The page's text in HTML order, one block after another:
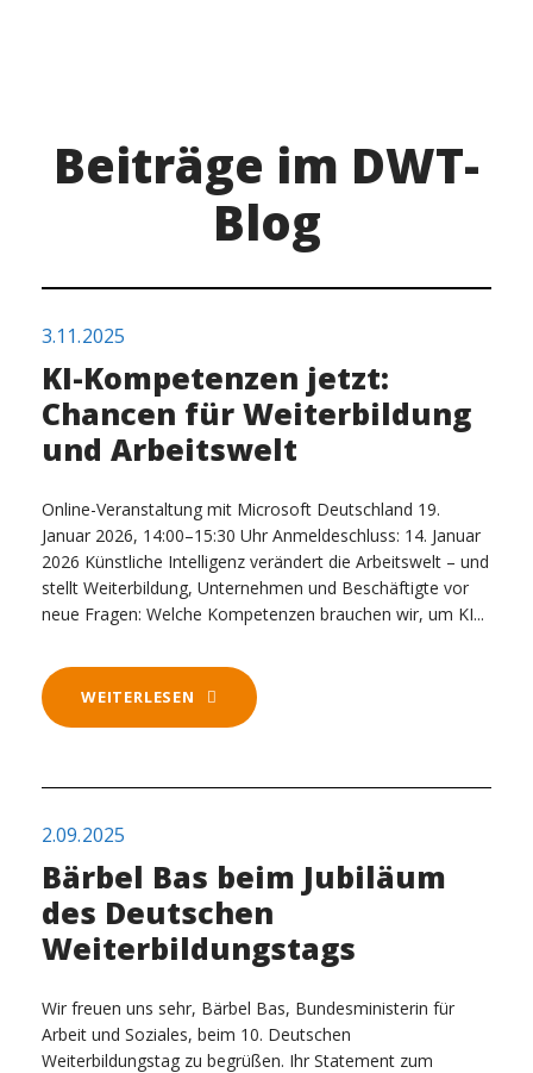
Beiträge im DWT-
Blog
3.11.2025
KI-Kompetenzen jetzt:
Chancen für Weiterbildung
und Arbeitswelt
Online-Veranstaltung mit Microsoft Deutschland 19.
Januar 2026, 14:00–15:30 Uhr Anmeldeschluss: 14. Januar
2026 Künstliche Intelligenz verändert die Arbeitswelt – und
stellt Weiterbildung, Unternehmen und Beschäftigte vor
neue Fragen: Welche Kompetenzen brauchen wir, um KI...
WEITERLESEN
2.09.2025
Bärbel Bas beim Jubiläum
des Deutschen
Weiterbildungstags
Wir freuen uns sehr, Bärbel Bas, Bundesministerin für
Arbeit und Soziales, beim 10. Deutschen
Weiterbildungstag zu begrüßen. Ihr Statement zum